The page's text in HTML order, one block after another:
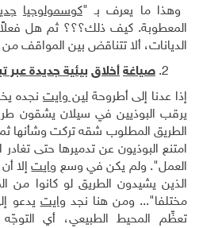
وهذا ما يعرف بـ "كوسمولوجيا
المعطوبة. كيف ذلك؟؟؟ ثم هل فعلاً
الديانات، ألا تتناقض بين المواقف
صياغة أخلاق بيئية جديدة عبر
إذا عدنا إلى أطروحةلين وايتنجده
يرقب البوذيين في سيلان يشقون
الطريق المطلوب شقه تركت وشأنها ثم
امتنع البوذيون عن تدميرها حتى
العمل". ولم يكن في وسع وايتإلا
الذين يشيدون الطريق لو كانوا من
مختلفا"... ومن هنا نجدوايتيدعو
تعظِّم المحيط الطبيعي، أي التوجّه